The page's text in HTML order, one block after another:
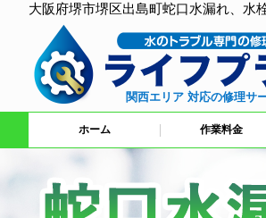
大阪府堺市堺区出島町蛇口水漏れ、水
関西エリア 対応の修理サ
ホーム 作業料金